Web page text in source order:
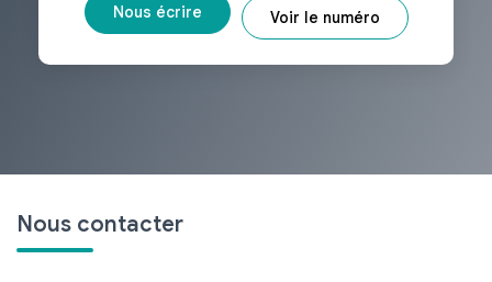
Nous écrire Voir le numéro
Nous contacter